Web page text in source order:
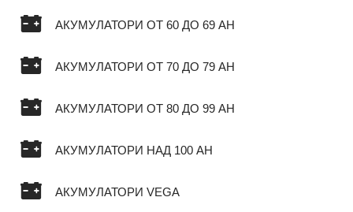
АКУМУЛАТОРИ ОТ 60 ДО 69 AH
АКУМУЛАТОРИ ОТ 70 ДО 79 AH
АКУМУЛАТОРИ ОТ 80 ДО 99 AH
АКУМУЛАТОРИ НАД 100 AH
АКУМУЛАТОРИ VEGA